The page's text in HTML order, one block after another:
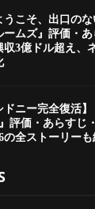
うこそ、出口の
ームズ』評価・
収3億ドル超え、
ドニー完全復活
評価・あらすじ
の全ストーリーも